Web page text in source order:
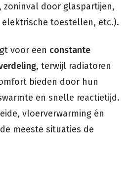
zoninval door glaspartijen,
toestellen, etc.).
voor een constante
, terwijl radiatoren
bieden door hun
en snelle reactietijd.
vloerverwarming én
meeste situaties de